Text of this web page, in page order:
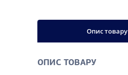
Опис товару
ОПИС ТОВАРУ